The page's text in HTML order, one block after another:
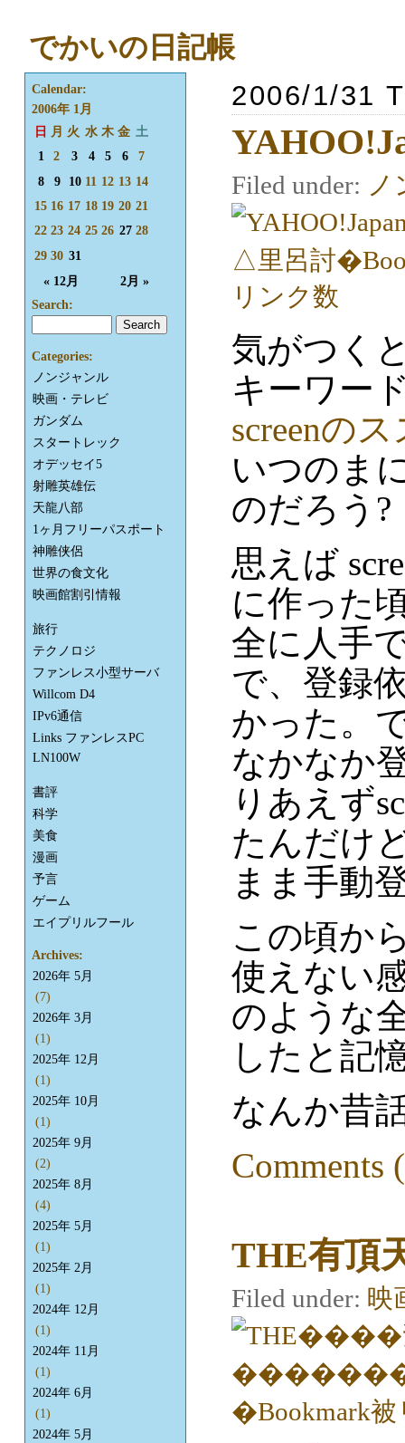
でかいの日記帳
2006/1/31
Filed under: ノ
気がつく
キーワー
screenの
いつのま
のだろう?
思えば
に作った
全に人手
で、登録
かった。
なかなか
りあえず
たんだけ
まま手動
この頃か
使えない
のような
したと記
なんか昔
Comments
THE有頂
Filed under: 映
Calendar:
2006年 1月
日
月 火 水 木 金 土
« 12月 2月 »
1 2 3 4 5 6
7
8
9 10 11 12 13 14
15 16 17 18 19 20 21
22 23 24 25 26 27 28
29 30 31
Search:
Categories:
ノンジャンル
映画・テレビ
ガンダム
スタートレック
オデッセイ5
射雕英雄伝
天龍八部
1ヶ月フリーパスポート
神雕侠侶
世界の食文化
映画館割引情報
旅行
テクノロジ
ファンレス小型サーバ
Willcom D4
IPv6通信
Links ファンレスPC
LN100W
書評
科学
美食
漫画
予言
ゲーム
エイプリルフール
Archives:
2026年 5月
(7)
2026年 3月
(1)
2025年 12月
(1)
2025年 10月
(1)
2025年 9月
(2)
2025年 8月
(4)
2025年 5月
(1)
2025年 2月
(1)
2024年 12月
(1)
2024年 11月
(1)
2024年 6月
(1)
2024年 5月